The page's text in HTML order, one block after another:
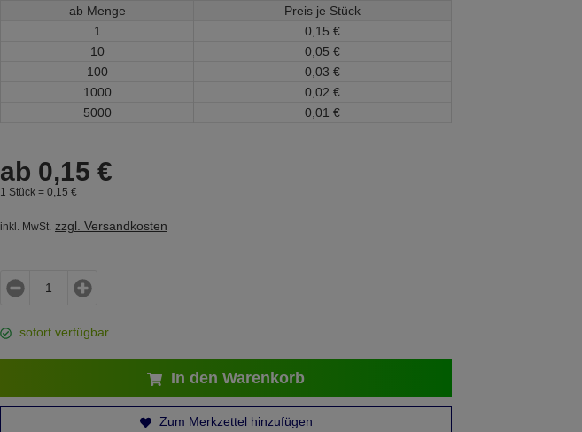
ab Menge
Preis je Stück
1
0, 15 €
10
0, 05 €
100
0, 03 €
1000
0, 02 €
5000
0, 01 €
ab 0,15 €
1 Stück = 0, 15 €
inkl. MwSt. zzgl. Versandkosten
sofort verfügbar
In den Warenkorb
Zum Merkzettel hinzufügen